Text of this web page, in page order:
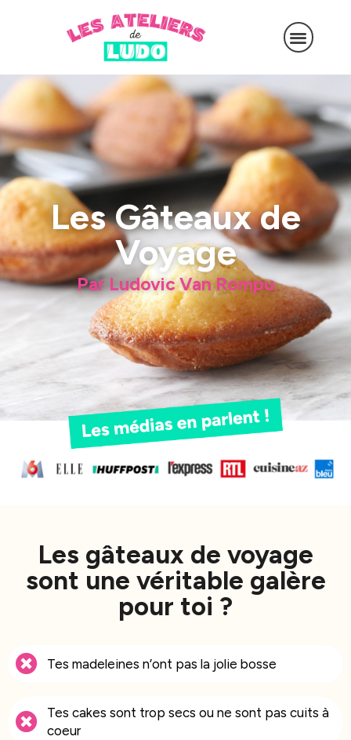
Les Gâteaux de
Voyage
Par Ludovic Van Rompu
Les gâteaux de voyage
sont une véritable galère
pour toi ?
Tes madeleines n’ont pas la jolie bosse
Tes cakes sont trop secs ou ne sont pas cuits à
coeur